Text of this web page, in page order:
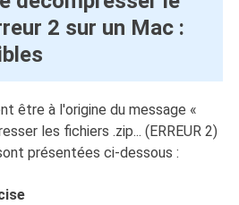
2 sur un Mac :
être à l'origine du message «
les fichiers .zip... (ERREUR 2)
présentées ci-dessous :